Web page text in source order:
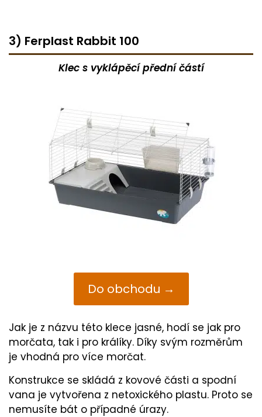
3) Ferplast Rabbit 100
Klec s vyklápěcí přední částí
Do obchodu →
Jak je z názvu této klece jasné, hodí se jak pro
morčata, tak i pro králíky. Díky svým rozměrům
je vhodná pro více morčat.
Konstrukce se skládá z kovové části a spodní
vana je vytvořena z netoxického plastu. Proto se
nemusíte bát o případné úrazy.